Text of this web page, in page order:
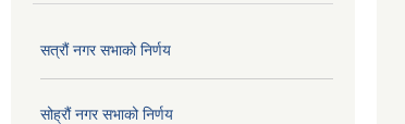
सत्रौं नगर सभाको निर्णय
सोह्रौं नगर सभाको निर्णय